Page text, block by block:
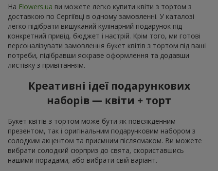
На Flowers.ua ви можете легко купити квіти з тортом з
доставкою по Сергіївці в одному замовленні. У каталозі
легко підібрати вишуканий кулінарний подарунок під
конкретний привід, бюджет і настрій. Крім того, ми готові
персоналізувати замовлення букет квітів з тортом під ваші
потреби, підібравши яскраве оформлення та додавши
листівку з привітанням.
Креативні ідеї подарункових
наборів — квіти + торт
Букет квітів з тортом може бути як повсякденним
презентом, так і оригінальним подарунковим набором з
солодким акцентом та приємним післясмаком. Ви можете
вибрати солодкий сюрприз до свята, скориставшись
нашими порадами, або вибрати свій варіант.